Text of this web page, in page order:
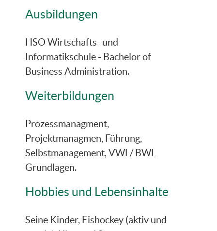
Ausbildungen
HSO Wirtschafts- und
Informatikschule - Bachelor of
Business Administration.
Weiterbildungen
Prozessmanagment,
Projektmanagmen, Führung,
Selbstmanagement, VWL/ BWL
Grundlagen.
Hobbies und Lebensinhalte
Seine Kinder, Eishockey (aktiv und